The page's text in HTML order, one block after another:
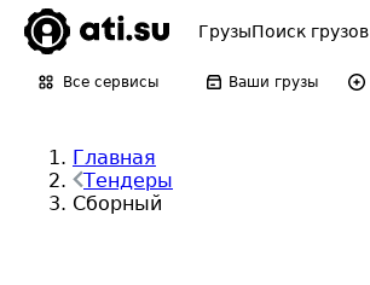
ГрузыПоиск грузов
Все сервисы Ваши грузы
Главная
Тендеры
Сборный